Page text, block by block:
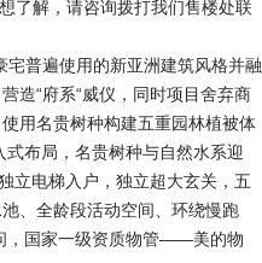
了解，请咨询拨打我们售楼处联
普遍使用的新亚洲建筑风格并融
造“府系“威仪，同时项目舍弃商
用名贵树种构建五重园林植被体
布局，名贵树种与自然水系迎
立电梯入户，独立超大玄关，五
、全龄段活动空间、环绕慢跑
，国家一级资质物管——美的物